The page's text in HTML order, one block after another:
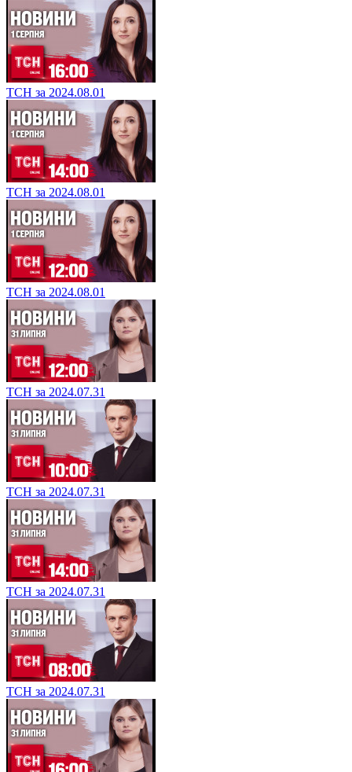
ТСН за 2024.08.01
ТСН за 2024.08.01
ТСН за 2024.08.01
ТСН за 2024.07.31
ТСН за 2024.07.31
ТСН за 2024.07.31
ТСН за 2024.07.31